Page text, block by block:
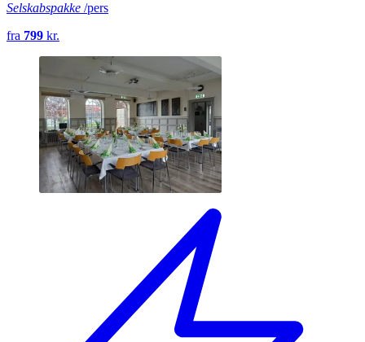
Selskabspakke /pers
fra 799 kr.